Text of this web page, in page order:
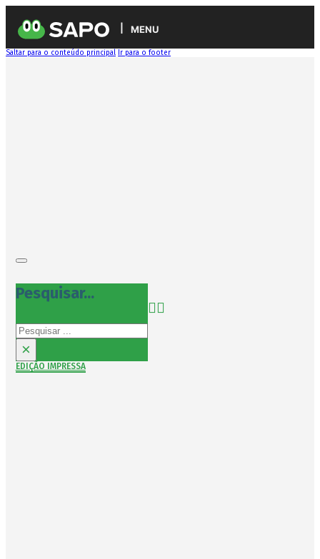
MENU
Saltar para o conteúdo principal Ir para o footer
Pesquisar...
Pesquisar
×
EDIÇÃO IMPRESSA